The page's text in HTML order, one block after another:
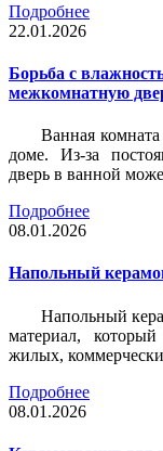
Подробнее
22.01.2026
Борьба с
межкомнатную
Ванная
доме. Из-за
дверь в ванной
Подробнее
08.01.2026
Напольный
Напольный
материал,
жилых,
Подробнее
08.01.2026